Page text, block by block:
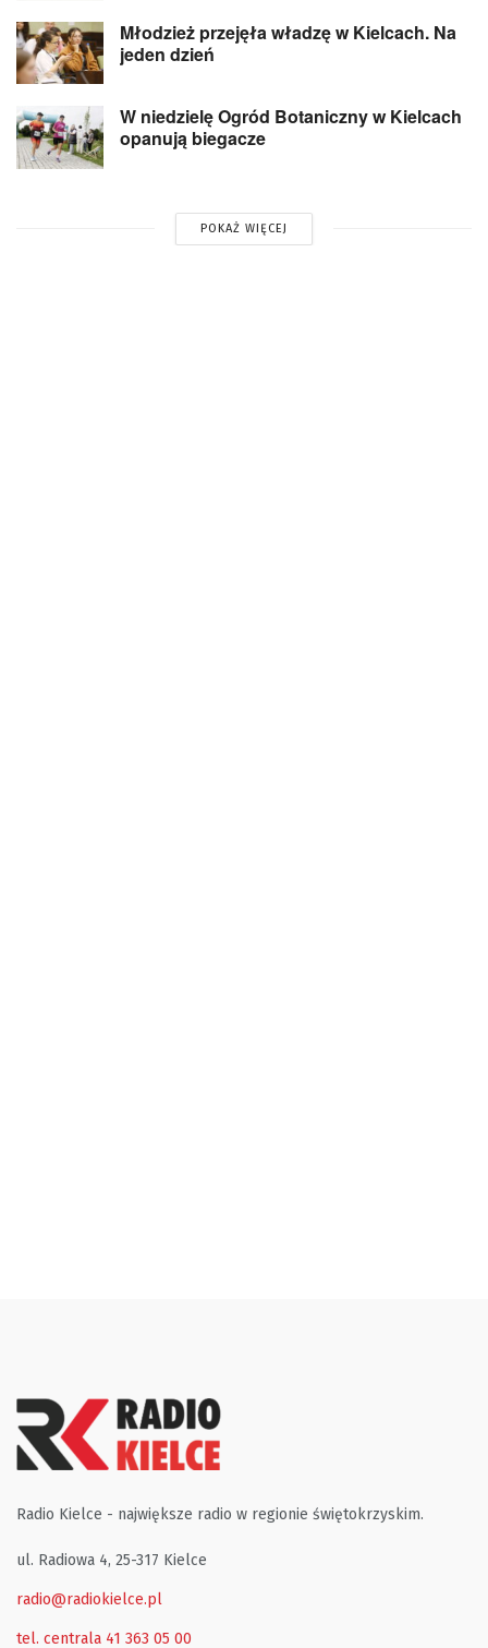
Młodzież przejęła władzę w Kielcach. Na
jeden dzień
W niedzielę Ogród Botaniczny w Kielcach
opanują biegacze
POKAŻ WIĘCEJ
Radio Kielce - największe radio w regionie świętokrzyskim.
ul. Radiowa 4, 25-317 Kielce
radio@radiokielce.pl
tel. centrala 41 363 05 00